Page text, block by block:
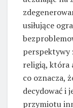
usiłujące
perspektywy
religią, która
co oznacza,
decydować i
przymiotu